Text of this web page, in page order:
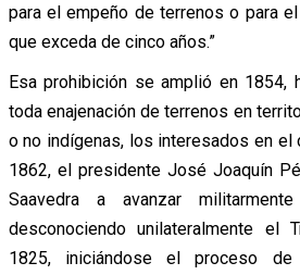
para el empeño de terrenos o para
que exceda de cinco años.”
Esa prohibición se amplió en 1854,
toda enajenación de terrenos en
o no indígenas, los interesados en el
1862, el presidente José Joaquín
Saavedra a avanzar
desconociendo unilateralmente el
1825, iniciándose el proceso de